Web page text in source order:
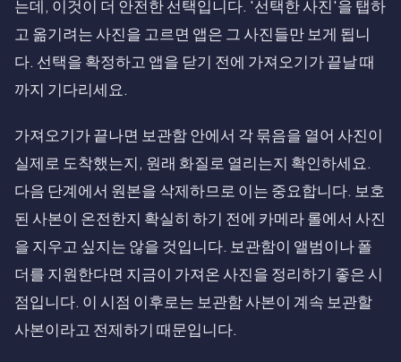
는데, 이것이 더 안전한 선택입니다. '선택한 사진'을 탭하
고 옮기려는 사진을 고르면 앱은 그 사진들만 보게 됩니
다. 선택을 확정하고 앱을 닫기 전에 가져오기가 끝날 때
까지 기다리세요.
가져오기가 끝나면 보관함 안에서 각 묶음을 열어 사진이
실제로 도착했는지, 원래 화질로 열리는지 확인하세요.
다음 단계에서 원본을 삭제하므로 이는 중요합니다. 보호
된 사본이 온전한지 확실히 하기 전에 카메라 롤에서 사진
을 지우고 싶지는 않을 것입니다. 보관함이 앨범이나 폴
더를 지원한다면 지금이 가져온 사진을 정리하기 좋은 시
점입니다. 이 시점 이후로는 보관함 사본이 계속 보관할
사본이라고 전제하기 때문입니다.